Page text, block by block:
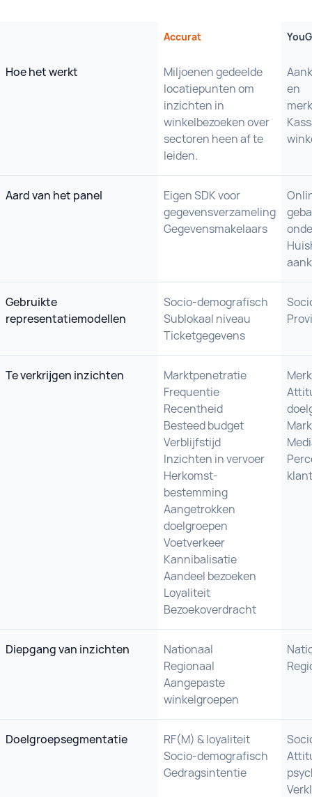
Accurat
Hoe het werkt
Miljoenen gedeelde
locatiepunten om
inzichten in
winkelbezoeken over
sectoren heen af te
leiden.
en
Aard van het panel
Eigen SDK voor
gegevensverzameling
Gegevensmakelaars
Gebruikte
representatiemodellen
Socio-demografisch
Sublokaal niveau
Ticketgegevens
Te verkrijgen inzichten
Marktpenetratie
Frequentie
Recentheid
Besteed budget
Verblijfstijd
Inzichten in vervoer
Herkomst-
bestemming
Aangetrokken
doelgroepen
Voetverkeer
Kannibalisatie
Aandeel bezoeken
Loyaliteit
Bezoekoverdracht
Diepgang van inzichten
Nationaal
Regionaal
Aangepaste
winkelgroepen
Doelgroepsegmentatie
RF(M) & loyaliteit
Socio-demografisch
Gedragsintentie